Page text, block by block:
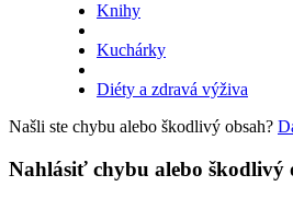
Knihy
Kuchárky
Diéty a zdravá výživa
Našli ste chybu alebo škodlivý obsah?
Nahlásiť chybu alebo škodlivý